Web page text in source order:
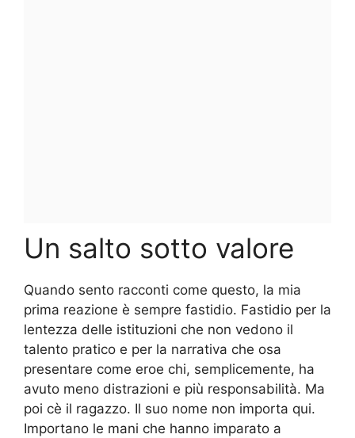
Un salto sotto valore
Quando sento racconti come questo, la mia
prima reazione è sempre fastidio. Fastidio per la
lentezza delle istituzioni che non vedono il
talento pratico e per la narrativa che osa
presentare come eroe chi, semplicemente, ha
avuto meno distrazioni e più responsabilità. Ma
poi cè il ragazzo. Il suo nome non importa qui.
Importano le mani che hanno imparato a